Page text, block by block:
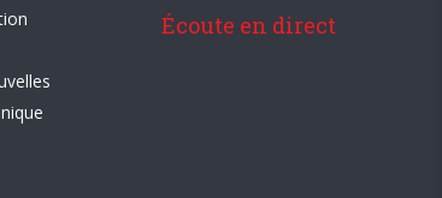
Écoute en direct